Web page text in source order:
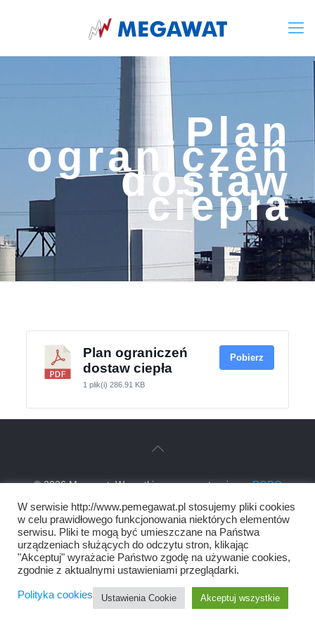
Plan
ograniczeń
dostaw
ciepła
Plan ograniczeń
dostaw ciepła
1 plik(i) 286.91 KB
Pobierz
© 2026 Megawat. Wszystkie prawa zastrzeżone.RODO
Polityka cookies
W serwisie http://www.pemegawat.pl stosujemy pliki cookies
w celu prawidłowego funkcjonowania niektórych elementów
serwisu. Pliki te mogą być umieszczane na Państwa
urządzeniach służących do odczytu stron, klikając
"Akceptuj" wyrażacie Państwo zgodę na używanie cookies,
zgodnie z aktualnymi ustawieniami przeglądarki.
Polityka cookies Ustawienia Cookie Akceptuj wszystkie